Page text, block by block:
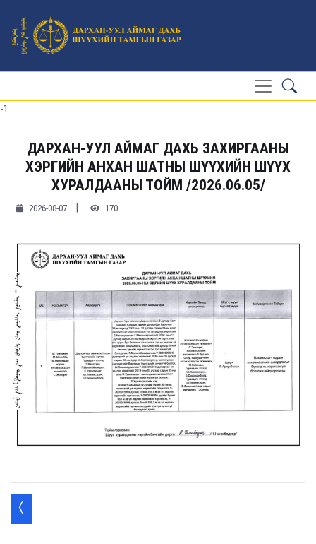
-1
ДАРХАН-УУЛ АЙМАГ ДАХЬ ЗАХИРГААНЫ
ХЭРГИЙН АНХАН ШАТНЫ ШҮҮХИЙН ШҮҮХ
ХУРАЛДААНЫ ТОЙМ /2026.06.05/
2026-08-07 | 170